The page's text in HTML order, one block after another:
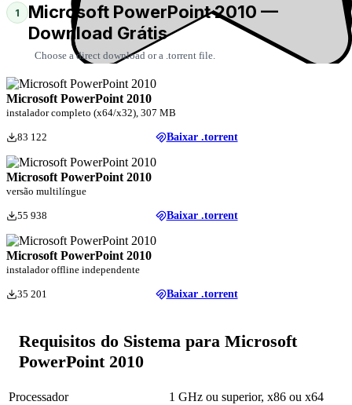
1
Microsoft PowerPoint 2010 —
Download Grátis
Choose a direct download or a .torrent file.
Microsoft PowerPoint 2010
instalador completo (x64/x32), 307 MB
83 122 Baixar .torrent
Microsoft PowerPoint 2010
versão multilíngue
55 938 Baixar .torrent
Microsoft PowerPoint 2010
instalador offline independente
35 201 Baixar .torrent
Requisitos do Sistema para Microsoft
PowerPoint 2010
Processador
1 GHz ou superior, x86 ou x64